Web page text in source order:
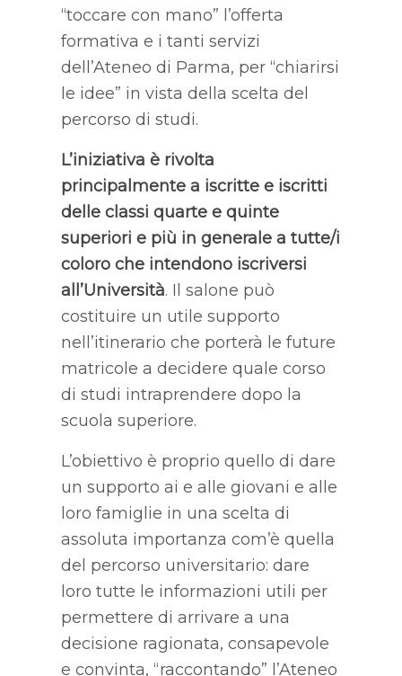
“toccare con mano” l’offerta
formativa e i tanti servizi
dell’Ateneo di Parma, per “chiarirsi
le idee” in vista della scelta del
percorso di studi.
L’iniziativa è rivolta
principalmente a iscritte e iscritti
delle classi quarte e quinte
superiori e più in generale a tutte/i
coloro che intendono iscriversi
all’Università. Il salone può
costituire un utile supporto
nell’itinerario che porterà le future
matricole a decidere quale corso
di studi intraprendere dopo la
scuola superiore.
L’obiettivo è proprio quello di dare
un supporto ai e alle giovani e alle
loro famiglie in una scelta di
assoluta importanza com’è quella
del percorso universitario: dare
loro tutte le informazioni utili per
permettere di arrivare a una
decisione ragionata, consapevole
e convinta, “raccontando” l’Ateneo